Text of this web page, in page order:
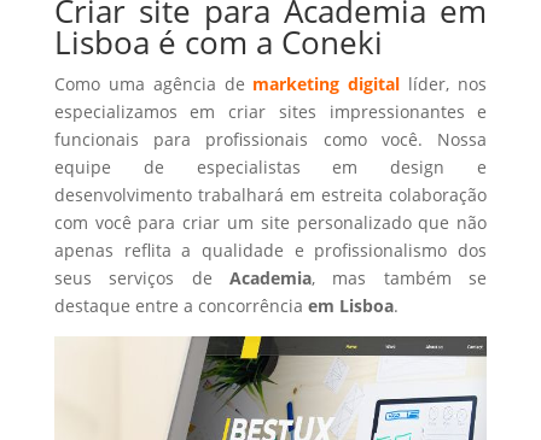
Criar site para Academia em
Lisboa é com a Coneki
Como uma agência de marketing digital líder, nos
especializamos em criar sites impressionantes e
funcionais para profissionais como você. Nossa
equipe de especialistas em design e
desenvolvimento trabalhará em estreita colaboração
com você para criar um site personalizado que não
apenas reflita a qualidade e profissionalismo dos
seus serviços de Academia, mas também se
destaque entre a concorrência em Lisboa.